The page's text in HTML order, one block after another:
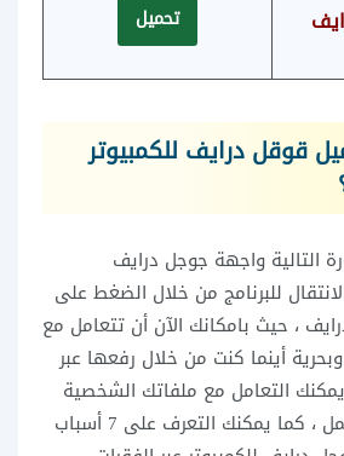
تحميل
قوقل درايف للكمبيوتر
التالية واجهة جوجل درايف
للبرنامج من خلال الضغط على
، حيث بامكانك الآن أن تتعامل مع
أينما كنت من خلال رفعها عبر
التعامل مع ملفاتك الشخصية
بالاضافة لملفات العمل ، كما يمكنك التعرف على 7 أسباب